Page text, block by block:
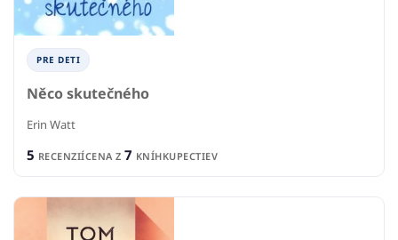
PRE DETI
Něco skutečného
Erin Watt
5 RECENZIÍCENA Z 7 KNÍHKUPECTIEV